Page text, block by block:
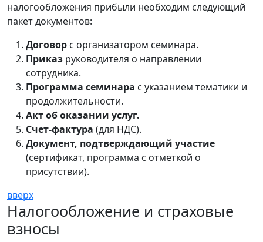
налогообложения прибыли необходим следующий
пакет документов:
Договор с организатором семинара.
Приказ руководителя о направлении
сотрудника.
Программа семинара с указанием тематики и
продолжительности.
Акт об оказании услуг.
Счет-фактура (для НДС).
Документ, подтверждающий участие
(сертификат, программа с отметкой о
присутствии).
вверх
Налогообложение и страховые
взносы